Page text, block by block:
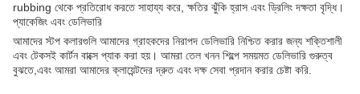
rubbing থেকে প্রতিরোধ করতে সাহায্য করে, ক্ষতির ঝুঁকি হ্রাস এবং ড্রিলিং দক্ষতা বৃদ্ধি।
প্যাকেজিং এবং ডেলিভারি
আমাদের স্টপ কলারগুলি আমাদের গ্রাহকদের নিরাপদ ডেলিভারি নিশ্চিত করার জন্য শক্তিশালী
এবং টেকসই কার্টন বাক্সে প্যাক করা হয়। আমরা তেল খনন শিল্পে সময়মত ডেলিভারি গুরুত্ব
বুঝতে,এবং আমরা আমাদের ক্লায়েন্টদের দ্রুত এবং দক্ষ সেবা প্রদান করার চেষ্টা করি.